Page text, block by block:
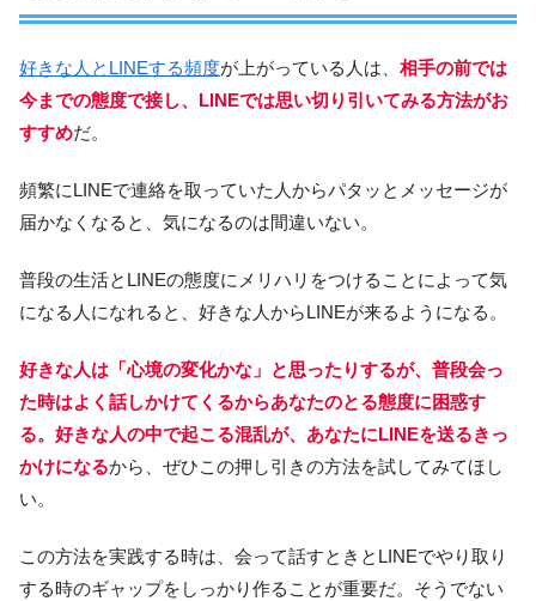
好きな人とLINEする頻度が上がっている人は、 相手の前では
今までの態度で接し、LINEでは思い切り引いてみる方法がお
すすめだ。
頻繁にLINEで連絡を取っていた人からパタッとメッセージが
届かなくなると、気になるのは間違いない。
普段の生活とLINEの態度にメリハリをつけることによって気
になる人になれると、好きな人からLINEが来るようになる。
好きな人は「心境の変化かな」と思ったりするが、普段会っ
た時はよく話しかけてくるからあなたのとる態度に困惑す
る。好きな人の中で起こる混乱が、あなたにLINEを送るきっ
かけになるから、ぜひこの押し引きの方法を試してみてほし
い。
この方法を実践する時は、会って話すときとLINEでやり取り
する時のギャップをしっかり作ることが重要だ。そうでない